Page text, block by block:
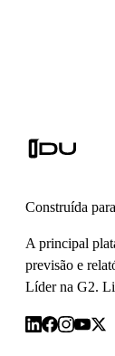
Construída
A principal
previsão e
Líder na G2.